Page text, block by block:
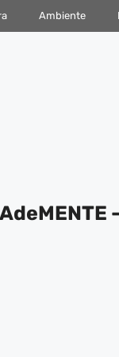
Ambiente